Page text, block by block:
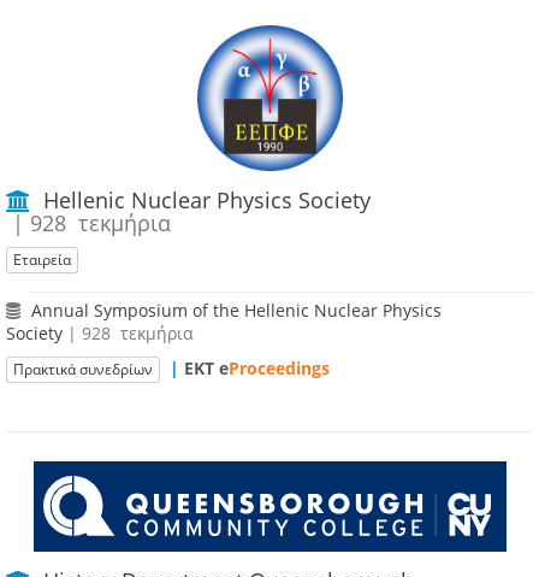
Hellenic Nuclear Physics Society
| 928 τεκμήρια
Εταιρεία
Annual Symposium of the Hellenic Nuclear Physics
Society | 928 τεκμήρια
Πρακτικά συνεδρίων | ΕΚΤ eProceedings